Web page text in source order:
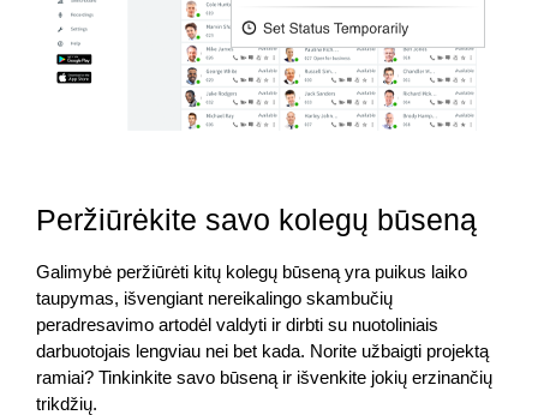
Peržiūrėkite savo kolegų būseną
Galimybė peržiūrėti kitų kolegų būseną yra puikus laiko
taupymas, išvengiant nereikalingo skambučių
peradresavimo artodėl valdyti ir dirbti su nuotoliniais
darbuotojais lengviau nei bet kada. Norite užbaigti projektą
ramiai? Tinkinkite savo būseną ir išvenkite jokių erzinančių
trikdžių.